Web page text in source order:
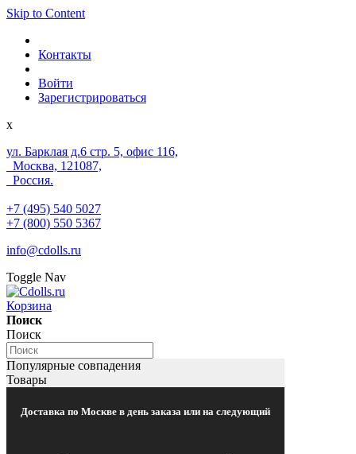
Skip to Content
Контакты
Войти
Зарегистрироваться
x
ул. Барклая д.6 стр. 5, офис 116,
Москва, 121087,
Россия.
+7 (495) 540 5027
+7 (800) 550 5367
info@cdolls.ru
Toggle Nav
Корзина
Поиск
Поиск
Популярные совпадения
Товары
Доставка по Москве в день заказа или на следующий